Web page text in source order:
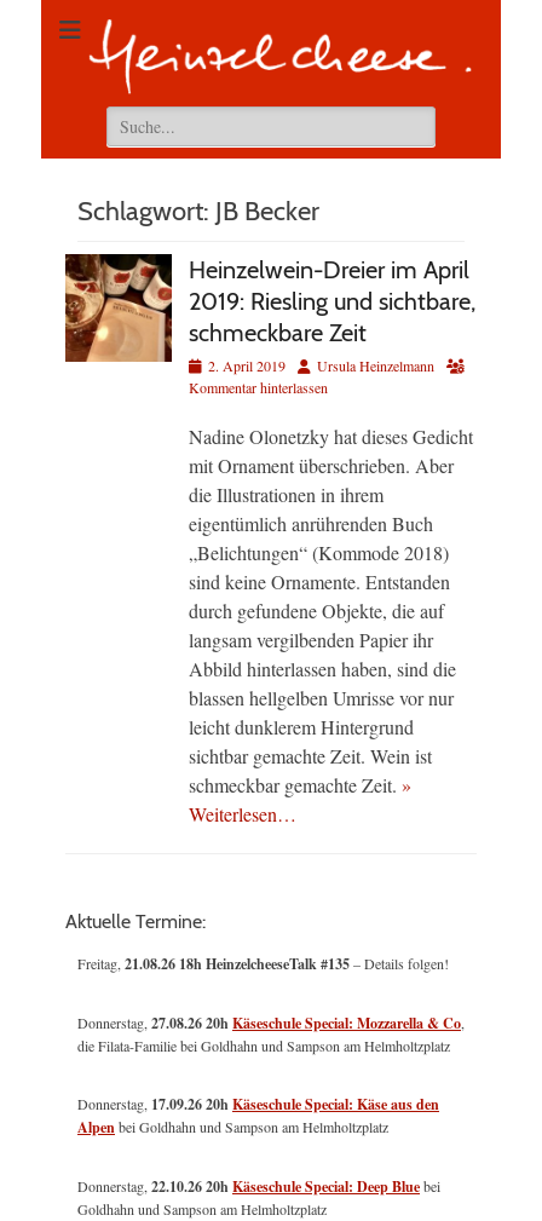
Suchen
nach:
Schlagwort: JB Becker
Heinzelwein-Dreier im April
2019: Riesling und sichtbare,
schmeckbare Zeit
Veröffentlicht
am
2. April 2019 AutorUrsula Heinzelmann
Kommentar hinterlassen
Nadine Olonetzky hat dieses Gedicht
mit Ornament überschrieben. Aber
die Illustrationen in ihrem
eigentümlich anrührenden Buch
„Belichtungen“ (Kommode 2018)
sind keine Ornamente. Entstanden
durch gefundene Objekte, die auf
langsam vergilbenden Papier ihr
Abbild hinterlassen haben, sind die
blassen hellgelben Umrisse vor nur
leicht dunklerem Hintergrund
sichtbar gemachte Zeit. Wein ist
schmeckbar gemachte Zeit. »
Weiterlesen…
Aktuelle Termine:
Freitag,21.08.26 18h HeinzelcheeseTalk #135– Details folgen!
Donnerstag,27.08.26 20hKäseschule Special: Mozzarella & Co,
die Filata-Familie bei Goldhahn und Sampson am Helmholtzplatz
Donnerstag, 17.09.26 20hKäseschule Special: Käse aus den
Alpenbei Goldhahn und Sampson am Helmholtzplatz
Donnerstag,22.10.26 20hKäseschule Special: Deep Bluebei
Goldhahn und Sampson am Helmholtzplatz